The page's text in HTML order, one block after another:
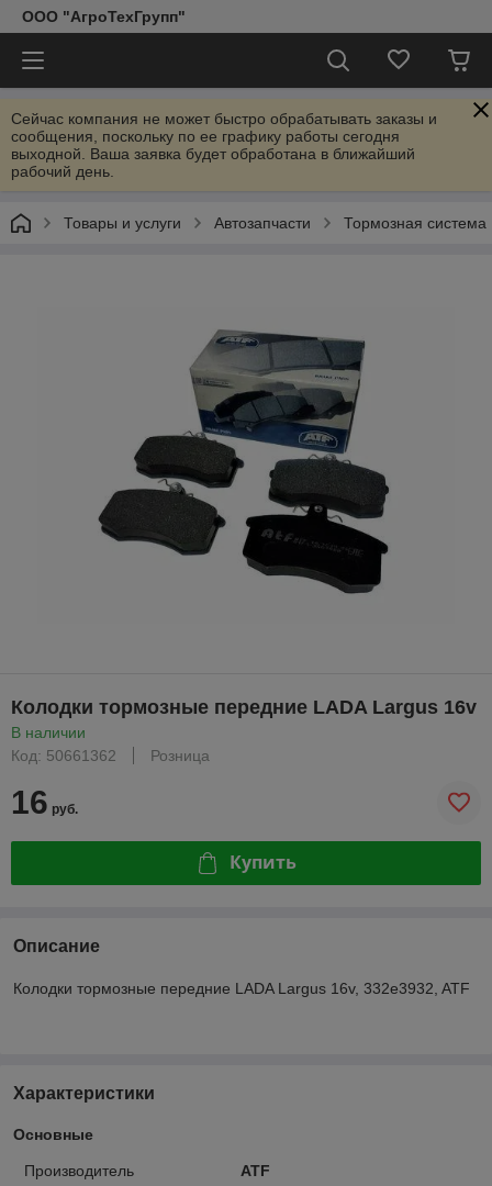
ООО "АгроТехГрупп"
Сейчас компания не может быстро обрабатывать заказы и
сообщения, поскольку по ее графику работы сегодня
выходной. Ваша заявка будет обработана в ближайший
рабочий день.
Товары и услуги Автозапчасти Тормозная система
Колодки тормозные передние LADA Largus 16v
В наличии
Код: 50661362
Розница
16 руб.
Купить
Описание
Колодки тормозные передние LADA Largus 16v, 332e3932, ATF
Характеристики
Основные
Производитель
ATF